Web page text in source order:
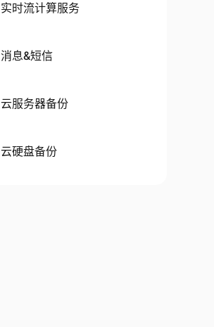
实时流计算服务
消息&短信
云服务器备份
云硬盘备份